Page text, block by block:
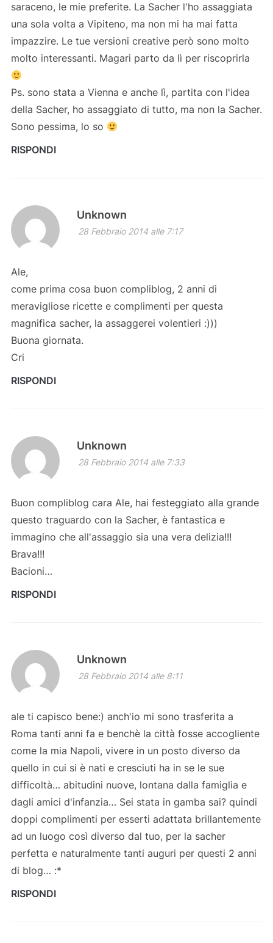
saraceno, le mie preferite. La Sacher l'ho assaggiata
una sola volta a Vipiteno, ma non mi ha mai fatta
impazzire. Le tue versioni creative però sono molto
molto interessanti. Magari parto da lì per riscoprirla
Ps. sono stata a Vienna e anche lì, partita con l'idea
della Sacher, ho assaggiato di tutto, ma non la Sacher.
Sono pessima, lo so
RISPONDI
Unknown
28 Febbraio 2014 alle 7:17
Ale,
come prima cosa buon compliblog, 2 anni di
meravigliose ricette e complimenti per questa
magnifica sacher, la assaggerei volentieri :)))
Buona giornata.
Cri
RISPONDI
Unknown
28 Febbraio 2014 alle 7:33
Buon compliblog cara Ale, hai festeggiato alla grande
questo traguardo con la Sacher, è fantastica e
immagino che all'assaggio sia una vera delizia!!!
Brava!!!
Bacioni…
RISPONDI
Unknown
28 Febbraio 2014 alle 8:11
ale ti capisco bene:) anch'io mi sono trasferita a
Roma tanti anni fa e benchè la città fosse accogliente
come la mia Napoli, vivere in un posto diverso da
quello in cui si è nati e cresciuti ha in se le sue
difficoltà… abitudini nuove, lontana dalla famiglia e
dagli amici d'infanzia… Sei stata in gamba sai? quindi
doppi complimenti per esserti adattata brillantemente
ad un luogo così diverso dal tuo, per la sacher
perfetta e naturalmente tanti auguri per questi 2 anni
di blog… :*
RISPONDI